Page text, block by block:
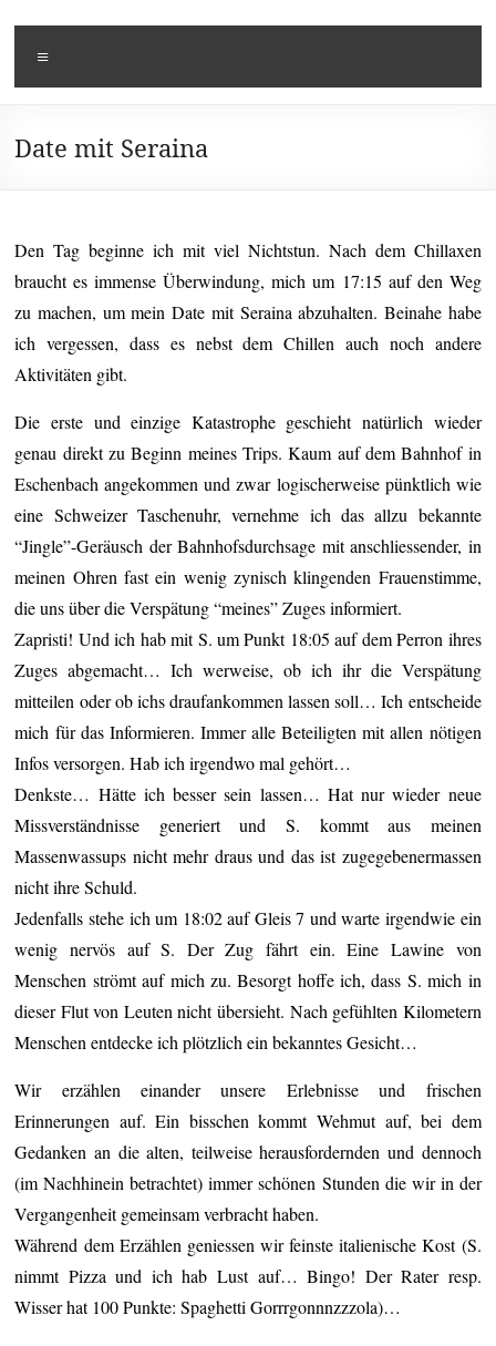
Inhalt
springenKusi's
Tagebuch
Carpe
Diem
Date mit Seraina
Den Tag beginne ich mit viel Nichtstun. Nach dem Chillaxen
braucht es immense Überwindung, mich um 17:15 auf den Weg
zu machen, um mein Date mit Seraina abzuhalten. Beinahe habe
ich vergessen, dass es nebst dem Chillen auch noch andere
Aktivitäten gibt.
Die erste und einzige Katastrophe geschieht natürlich wieder
genau direkt zu Beginn meines Trips. Kaum auf dem Bahnhof in
Eschenbach angekommen und zwar logischerweise pünktlich wie
eine Schweizer Taschenuhr, vernehme ich das allzu bekannte
“Jingle”-Geräusch der Bahnhofsdurchsage mit anschliessender, in
meinen Ohren fast ein wenig zynisch klingenden Frauenstimme,
die uns über die Verspätung “meines” Zuges informiert.
Zapristi! Und ich hab mit S. um Punkt 18:05 auf dem Perron ihres
Zuges abgemacht… Ich werweise, ob ich ihr die Verspätung
mitteilen oder ob ichs draufankommen lassen soll… Ich entscheide
mich für das Informieren. Immer alle Beteiligten mit allen nötigen
Infos versorgen. Hab ich irgendwo mal gehört…
Denkste… Hätte ich besser sein lassen… Hat nur wieder neue
Missverständnisse generiert und S. kommt aus meinen
Massenwassups nicht mehr draus und das ist zugegebenermassen
nicht ihre Schuld.
Jedenfalls stehe ich um 18:02 auf Gleis 7 und warte irgendwie ein
wenig nervös auf S. Der Zug fährt ein. Eine Lawine von
Menschen strömt auf mich zu. Besorgt hoffe ich, dass S. mich in
dieser Flut von Leuten nicht übersieht. Nach gefühlten Kilometern
Menschen entdecke ich plötzlich ein bekanntes Gesicht…
Wir erzählen einander unsere Erlebnisse und frischen
Erinnerungen auf. Ein bisschen kommt Wehmut auf, bei dem
Gedanken an die alten, teilweise herausfordernden und dennoch
(im Nachhinein betrachtet) immer schönen Stunden die wir in der
Vergangenheit gemeinsam verbracht haben.
Während dem Erzählen geniessen wir feinste italienische Kost (S.
nimmt Pizza und ich hab Lust auf… Bingo! Der Rater resp.
Wisser hat 100 Punkte: Spaghetti Gorrrgonnnzzzola)…